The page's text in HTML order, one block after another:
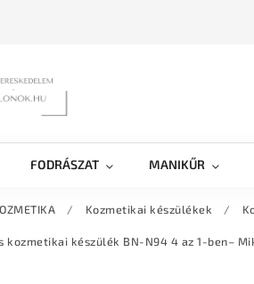
FODRÁSZAT MANIKŰR
/ Kozmetikai készülékek /
kozmetikai készülék BN-N94 4 az 1-ben–